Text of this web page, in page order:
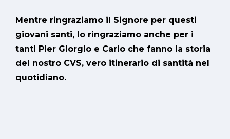
Mentre ringraziamo il Signore per questi
giovani santi, lo ringraziamo anche per i
tanti Pier Giorgio e Carlo che fanno la storia
del nostro CVS, vero itinerario di santità nel
quotidiano.